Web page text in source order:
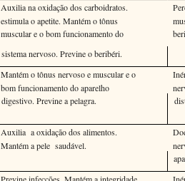
Auxilia na oxidação dos carboidratos.
estimula o apetite. Mantém o tônus
muscular e o bom funcionamento do
sistema nervoso. Previne o beribéri.
Mantém o tônus nervoso e muscular e o
bom funcionamento do aparelho
digestivo. Previne a pelagra.
Auxilia a oxidação dos alimentos.
Mantém a pele saudável.